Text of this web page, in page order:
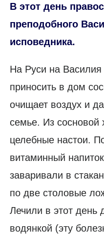
В этот день
преподобного
исповедника.
На Руси на
приносить в дом
очищает воздух и
семье. Из сосновой
целебные настои.
витаминный
заваривали в
по две столовые
Лечили в этот день
водянкой (эту